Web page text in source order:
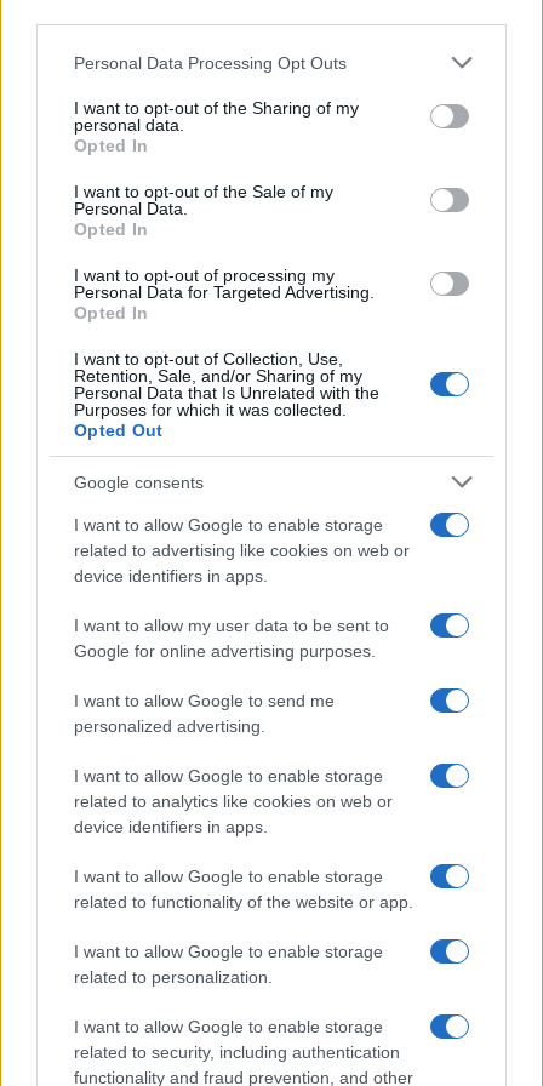
Please note that this website/app uses one or more Google
not limited to your visit or usage behaviour. You may click to
grant or deny consent to Google and its third-party tags to
use your data for below specified purposes in below Google
consent section.
Personal Data Processing Opt Outs
I want to opt-out of the Sharing of my
personal data.
Opted In
I want to opt-out of the Sale of my
Personal Data.
Opted In
I want to opt-out of processing my
Personal Data for Targeted Advertising.
Opted In
I want to opt-out of Collection, Use,
Retention, Sale, and/or Sharing of my
Personal Data that Is Unrelated with the
Purposes for which it was collected.
Opted Out
Google consents
I want to allow Google to enable storage
related to advertising like cookies on web or
device identifiers in apps.
I want to allow my user data to be sent to
Google for online advertising purposes.
I want to allow Google to send me
personalized advertising.
I want to allow Google to enable storage
related to analytics like cookies on web or
device identifiers in apps.
I want to allow Google to enable storage
related to functionality of the website or app.
I want to allow Google to enable storage
related to personalization.
I want to allow Google to enable storage
related to security, including authentication
functionality and fraud prevention, and other
Vuoi rimuovere le pubblicità nazionali?
cliccandoqui
Sei già abbonato?
Puoi effettuare l'accesso andando nella
sezione Logindal menù del sito o
cliccandoqui